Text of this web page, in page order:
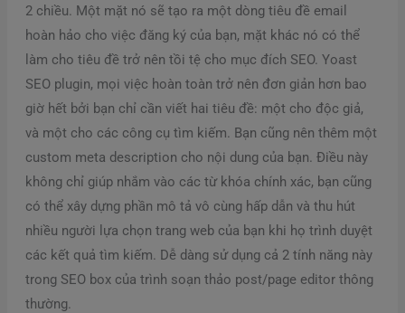
2 chiều. Một mặt nó sẽ tạo ra một dòng tiêu đề email
hoàn hảo cho việc đăng ký của bạn, mặt khác nó có thể
làm cho tiêu đề trở nên tồi tệ cho mục đích SEO. Yoast
SEO plugin, mọi việc hoàn toàn trở nên đơn giản hơn bao
giờ hết bởi bạn chỉ cần viết hai tiêu đề: một cho độc giả,
và một cho các công cụ tìm kiếm. Bạn cũng nên thêm một
custom meta description cho nội dung của bạn. Điều này
không chỉ giúp nhắm vào các từ khóa chính xác, bạn cũng
có thể xây dựng phần mô tả vô cùng hấp dẫn và thu hút
nhiều người lựa chọn trang web của bạn khi họ trình duyệt
các kết quả tìm kiếm. Dễ dàng sử dụng cả 2 tính năng này
trong SEO box của trình soạn thảo post/page editor thông
thường.